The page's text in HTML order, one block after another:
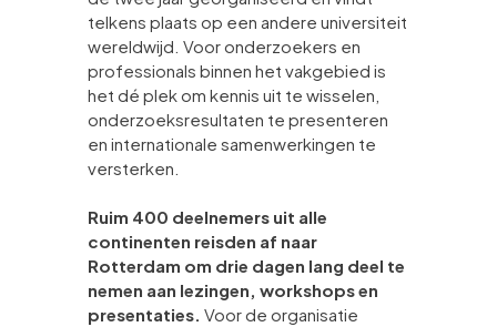
telkens plaats op een andere universiteit
wereldwijd. Voor onderzoekers en
professionals binnen het vakgebied is
het dé plek om kennis uit te wisselen,
onderzoeksresultaten te presenteren
en internationale samenwerkingen te
versterken.
Ruim 400 deelnemers uit alle
continenten reisden af naar
Rotterdam om drie dagen lang deel te
nemen aan lezingen, workshops en
presentaties. Voor de organisatie